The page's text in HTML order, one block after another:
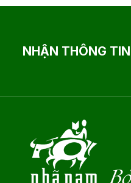
NHẬN THÔNG